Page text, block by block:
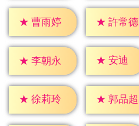
★ 曹雨婷 ★ 許常德
★ 李朝永 ★ 安迪
★ 徐莉玲 ★ 郭品超